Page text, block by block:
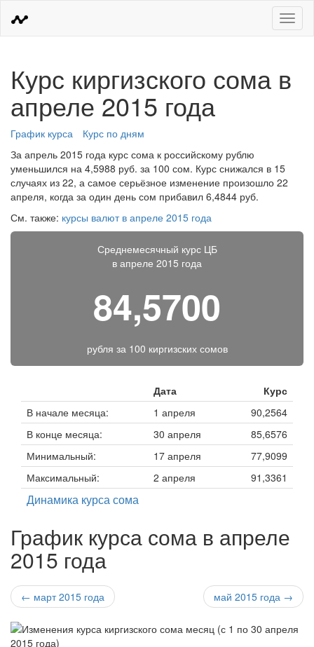
Меню
Курс киргизского сома в
апреле 2015 года
График курса
Курс по дням
За апрель 2015 года курс сома к российскому рублю
уменьшился на 4,5988 руб. за 100 сом. Курс снижался в 15
случаях из 22, а самое серьёзное изменение произошло 22
апреля, когда за один день сом прибавил 6,4844 руб.
См. также: курсы валют в апреле 2015 года
Среднемесячный курс ЦБ
в апреле 2015 года
84,5700
рубля за 100 киргизских сомов
Дата
Курс
В начале месяца:
1 апреля
90,2564
В конце месяца:
30 апреля
85,6576
Минимальный:
17 апреля
77,9099
Максимальный:
2 апреля 91,3361
Динамика курса сома
График курса сома в апреле
2015 года
← март 2015 года май 2015 года →